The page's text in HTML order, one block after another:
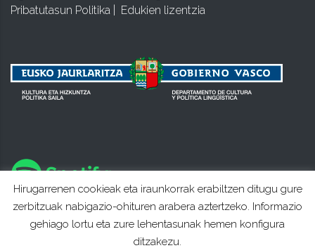
Pribatutasun Politika
Edukien lizentzia
Hirugarrenen cookieak eta iraunkorrak erabiltzen ditugu gure
zerbitzuak nabigazio-ohituren arabera aztertzeko. Informazio
gehiago lortu eta zure lehentasunak hemen konfigura
ditzakezu.